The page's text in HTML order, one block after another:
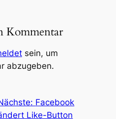
Kommentar
sein, um
abzugeben.
Facebook
Like-Button